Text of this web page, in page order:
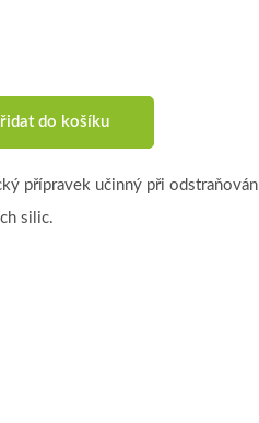
do košíku
přípravek učinný při
silic.